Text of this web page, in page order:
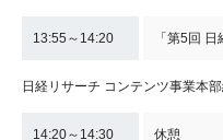
13:55～14:20 「第5回
日経リサーチ コンテンツ事業本
14:20～14:30 休憩